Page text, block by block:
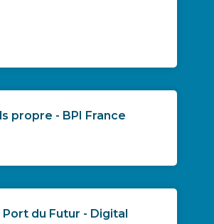
propre - BPI France
du Futur - Digital